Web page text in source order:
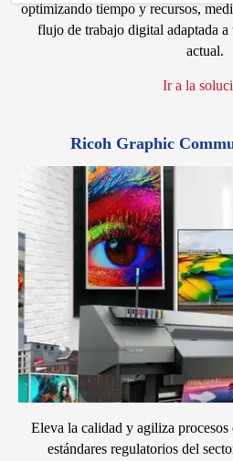
optimizando tiempo y recursos,
flujo de trabajo digital adaptada
actual.
Ir a la
Ricoh Graphic
Eleva la calidad y agiliza
estándares regulatorios del